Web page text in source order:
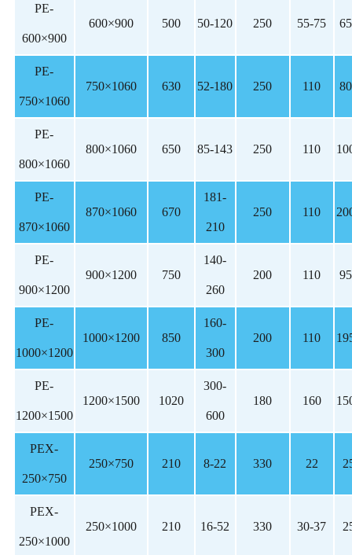
PE-
600×900
600×900 500 50-120 250 55-75
PE-
750×1060
750×1060 630 52-180 250 110
PE-
800×1060
800×1060 650 85-143 250 110
PE-
870×1060
870×1060 670
181-
210
250 110
PE-
900×1200
900×1200 750
140-
260
200 110
PE-
1000×1200
1000×1200 850
160-
300
200 110
PE-
1200×1500
1200×1500 1020
300-
600
180 160
PEX-
250×750
250×750 210 8-22 330 22
PEX-
250×1000
250×1000 210 16-52 330 30-37